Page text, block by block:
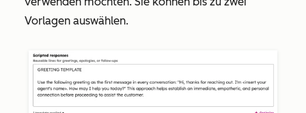
Vorlagen auswählen.